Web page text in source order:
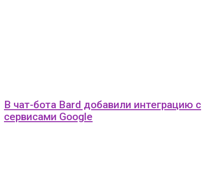
В чат-бота Bard добавили интеграцию с
сервисами Google